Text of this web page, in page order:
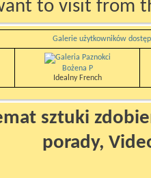
to visit from
Galerie użytkowników
Bożena P
Idealny French
sztuki
porady,